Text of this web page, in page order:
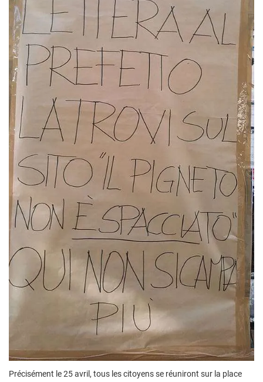
Précisément le 25 avril, tous les citoyens se réuniront sur la place